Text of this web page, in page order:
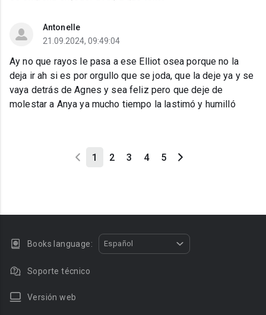
Antonelle
21.09.2024, 09:49:04
Ay no que rayos le pasa a ese Elliot osea porque no la
deja ir ah si es por orgullo que se joda, que la deje ya y se
vaya detrás de Agnes y sea feliz pero que deje de
molestar a Anya ya mucho tiempo la lastimó y humilló
1 2 3 4 5
Books language: Español
Soporte técnico
Versión web